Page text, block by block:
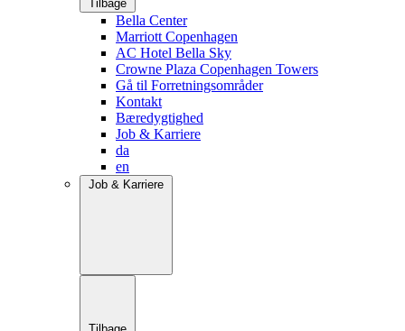
Tilbage
Bella Center
Marriott Copenhagen
AC Hotel Bella Sky
Crowne Plaza Copenhagen Towers
Gå til Forretningsområder
Kontakt
Bæredygtighed
Job & Karriere
da
en
Job & Karriere